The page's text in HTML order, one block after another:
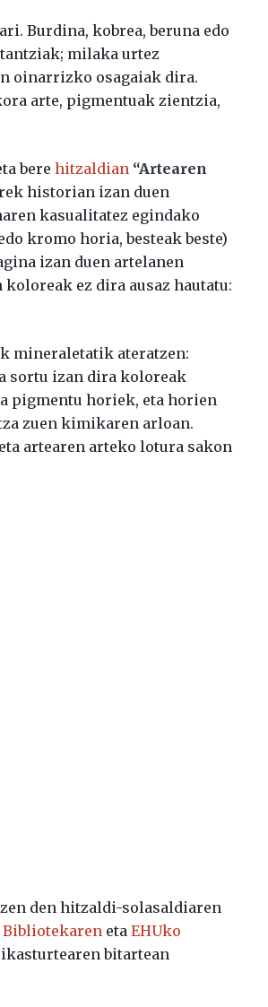
Burdina, kobrea, beruna edo
milaka urtez
oinarrizko osagaiak dira.
arte, pigmentuak zientzia,
berehitzaldian “Artearen
historian izan duen
kasualitatez egindako
kromo horia, besteak beste)
izan duen artelanen
ez dira ausaz hautatu:
mineraletatik ateratzen:
sortu izan dira koloreak
pigmentu horiek, eta horien
zuen kimikaren arloan.
artearen arteko lotura sakon
den hitzaldi-solasaldiaren
Bibliotekaren etaEHUko
bitartean